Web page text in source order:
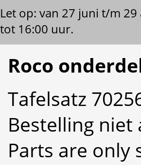
Let op: van 27 juni t/m
tot 16:00 uur.
Roco
Tafelsatz
Bestelling
Parts are only